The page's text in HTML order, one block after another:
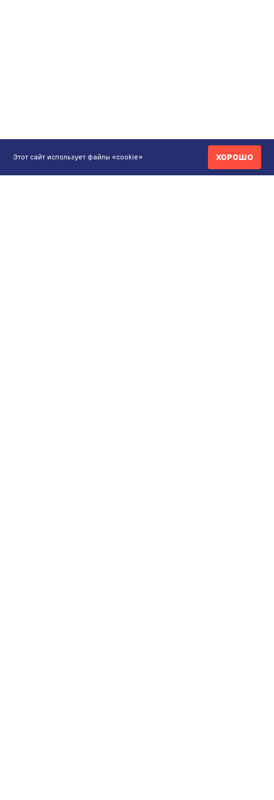
Этот сайт использует файлы «cookie» ХОРОШО